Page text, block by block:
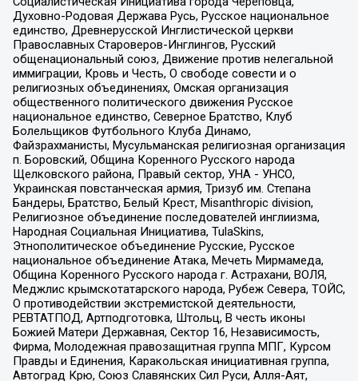
Духовно-Родовая Держава Русь, Русское национальное
единство, Древнерусской Инглистической церкви
Православных Староверов-Инглингов, Русский
общенациональный союз, Движение против нелегальной
иммиграции, Кровь и Честь, О свободе совести и о
религиозных объединениях, Омская организация
общественного политического движения Русское
национальное единство, Северное Братство, Клуб
Болельщиков Футбольного Клуба Динамо,
Файзрахманисты, Мусульманская религиозная организация
п. Боровский, Община Коренного Русского народа
Щелковского района, Правый сектор, УНА - УНСО,
Украинская повстанческая армия, Тризуб им. Степана
Бандеры, Братство, Белый Крест, Misanthropic division,
Религиозное объединение последователей инглиизма,
Народная Социальная Инициатива, TulaSkins,
Этнополитическое объединение Русские, Русское
национальное объединение Атака, Мечеть Мирмамеда,
Община Коренного Русского народа г. Астрахани, ВОЛЯ,
Меджлис крымскотатарского народа, Рубеж Севера, ТОЙС,
О противодействии экстремистской деятельности,
РЕВТАТПОД, Артподготовка, Штольц, В честь иконы
Божией Матери Державная, Сектор 16, Независимость,
Фирма, Молодежная правозащитная группа МПГ, Курсом
Правды и Единения, Каракольская инициативная группа,
Автоград Крю, Союз Славянских Сил Руси, Алля-Аят,